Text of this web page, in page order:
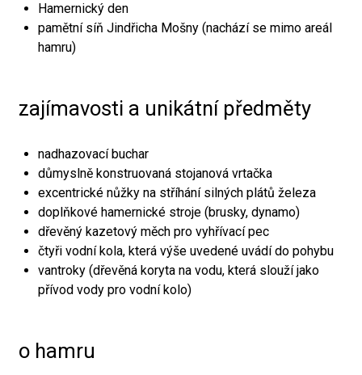
Hamernický den
pamětní síň Jindřicha Mošny (nachází se mimo areál
hamru)
zajímavosti a unikátní předměty
nadhazovací buchar
důmyslně konstruovaná stojanová vrtačka
excentrické nůžky na stříhání silných plátů železa
doplňkové hamernické stroje (brusky, dynamo)
dřevěný kazetový měch pro vyhřívací pec
čtyři vodní kola, která výše uvedené uvádí do pohybu
vantroky (dřevěná koryta na vodu, která slouží jako
přívod vody pro vodní kolo)
o hamru